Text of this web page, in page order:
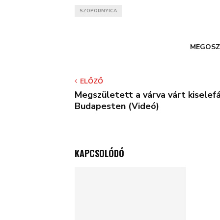
SZOPORNYICA
ELŐZŐ
Megszületett a várva várt
Budapesten (Videó)
KAPCSOLÓDÓ